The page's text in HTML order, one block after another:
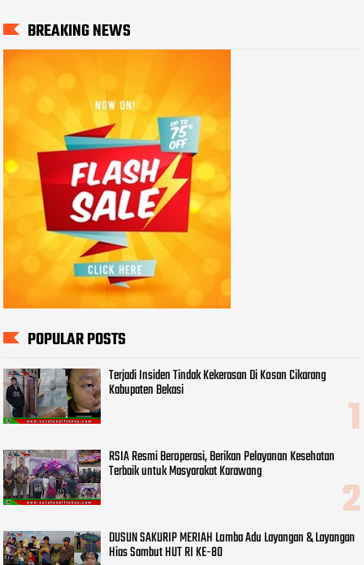
BREAKING NEWS
POPULAR POSTS
Terjadi Insiden Tindak Kekerasan Di Kosan Cikarang
Kabupaten Bekasi
RSIA Resmi Beroperasi, Berikan Pelayanan Kesehatan
Terbaik untuk Masyarakat Karawang
DUSUN SAKURIP MERIAH Lomba Adu Layangan & Layangan
Hias Sambut HUT RI KE-80